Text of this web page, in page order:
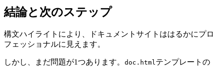
結論と次のステップ
構文ハイライトにより、ドキュメントサイトははるかにプロ
フェッショナルに見えます。
しかし、まだ問題が1つあります。 doc.html テンプレートの